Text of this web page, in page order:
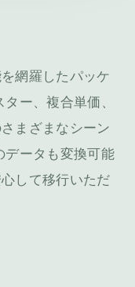
網羅したパッケ
ー、複合単価、
まざまなシーン
データも変換可能
して移行いただ